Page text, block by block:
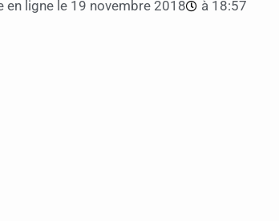
en ligne le 19 novembre 2018 à 18:57